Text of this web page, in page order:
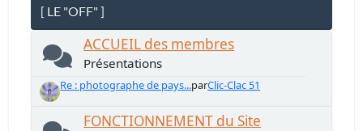
[ LE "OFF" ]
ACCUEIL des membres
Présentations
Re : photographe de pays...parClic-Clac 51
FONCTIONNEMENT du Site